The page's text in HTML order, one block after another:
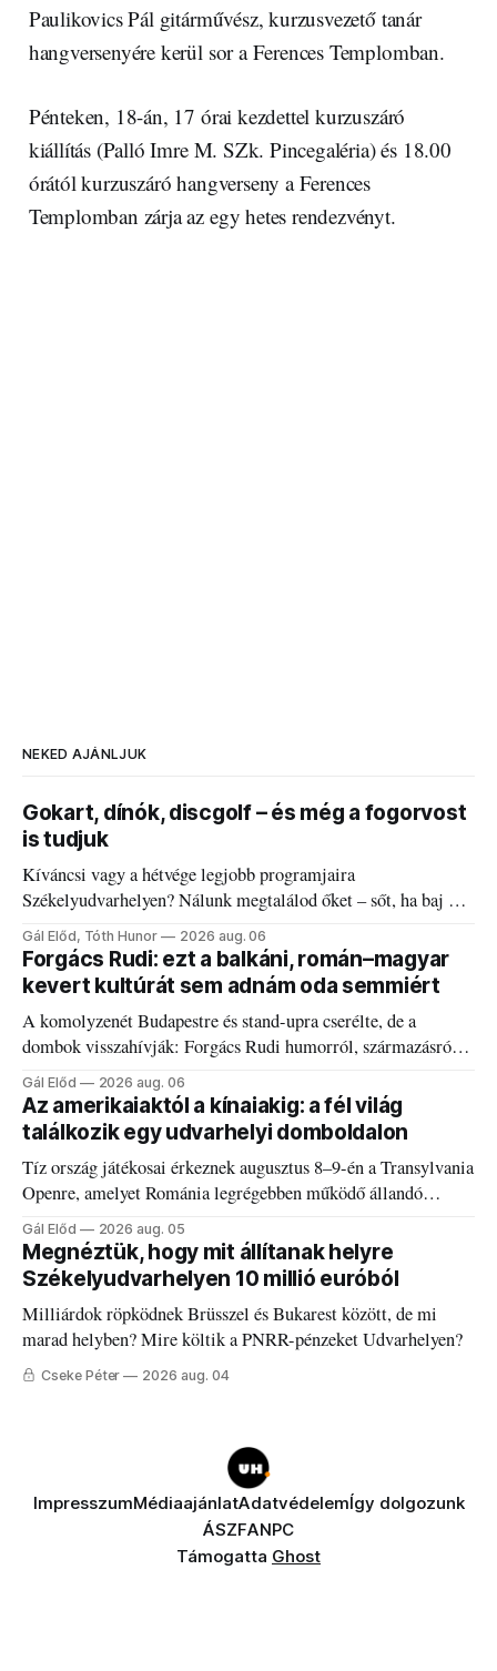
Paulikovics Pál gitárművész, kurzusvezető tanár
hangversenyére kerül sor a Ferences Templomban.
Pénteken, 18-án, 17 órai kezdettel kurzuszáró
kiállítás (Palló Imre M. SZk. Pincegaléria) és 18.00
órától kurzuszáró hangverseny a Ferences
Templomban zárja az egy hetes rendezvényt.
NEKED AJÁNLJUK
Gokart, dínók, discgolf – és még a fogorvost
is tudjuk
Kíváncsi vagy a hétvége legjobb programjaira
Székelyudvarhelyen? Nálunk megtalálod őket – sőt, ha baj van
a fogaddal, a fogorvosi ügyeletet is!
Gál Előd, Tóth Hunor 2026 aug. 06
Forgács Rudi: ezt a balkáni, román–magyar
kevert kultúrát sem adnám oda semmiért
A komolyzenét Budapestre és stand-upra cserélte, de a
dombok visszahívják: Forgács Rudi humorról, származásról
és határokról.
Gál Előd 2026 aug. 06
Az amerikaiaktól a kínaiakig: a fél világ
találkozik egy udvarhelyi domboldalon
Tíz ország játékosai érkeznek augusztus 8–9-én a Transylvania
Openre, amelyet Románia legrégebben működő állandó
discgolfpályáján rendeznek meg.
Gál Előd 2026 aug. 05
Megnéztük, hogy mit állítanak helyre
Székelyudvarhelyen 10 millió euróból
Milliárdok röpködnek Brüsszel és Bukarest között, de mi
marad helyben? Mire költik a PNRR-pénzeket Udvarhelyen?
Cseke Péter 2026 aug. 04
ImpresszumMédiaajánlatAdatvédelemÍgy dolgozunk
ÁSZFANPC
Támogatta Ghost